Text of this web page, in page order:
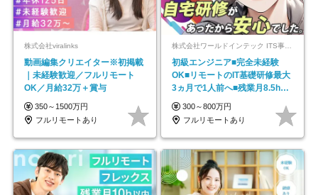
株式会社viralinks
動画編集クリエイター※初掲載
｜未経験歓迎／フルリモート
OK／月給32万＋賞与
350～1500万円
フルリモートあり
株式会社ワールドインテック ITS事業部【東証プライム上場グループ】
初級エンジニア■完全未経験
OK■リモートのIT基礎研修最大
3ヵ月で1人前へ■残業月8.5h■
安定基盤/STR
300～800万円
フルリモートあり